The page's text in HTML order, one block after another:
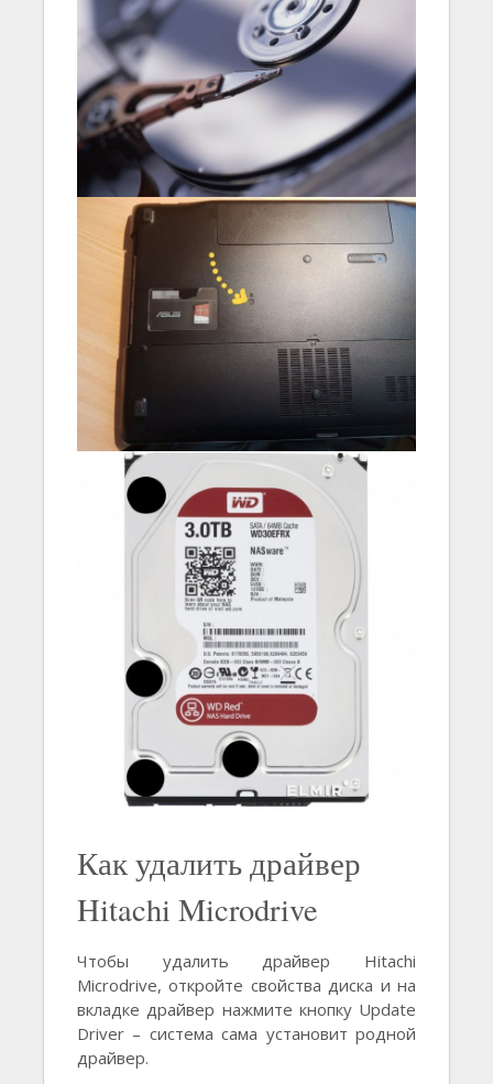
Как удалить драйвер
Hitachi Microdrive
Чтобы удалить драйвер Hitachi
Microdrive, откройте свойства диска и на
вкладке драйвер нажмите кнопку Update
Driver – система сама установит родной
драйвер.